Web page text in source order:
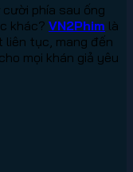
phía sau ống
khác? VN2Phim là
liên tục, mang đến
mọi khán giả yêu